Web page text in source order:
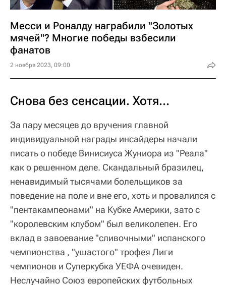
Месси и Роналду награбили "Золотых
мячей"? Многие победы взбесили
фанатов
2 ноября 2023, 09:00
Снова без сенсации. Хотя…
За пару месяцев до вручения главной
индивидуальной награды инсайдеры начали
писать о победе Винисиуса Жуниора из "Реала"
как о решенном деле. Скандальный бразилец,
ненавидимый тысячами болельщиков за
поведение на поле и вне его, хоть и провалился с
"пентакампеонами" на Кубке Америки, зато с
"королевским клубом" был великолепен. Его
вклад в завоевание "сливочными" испанского
чемпионства , "ушастого" трофея Лиги
чемпионов и Суперкубка УЕФА очевиден.
Неслучайно Союз европейских футбольных